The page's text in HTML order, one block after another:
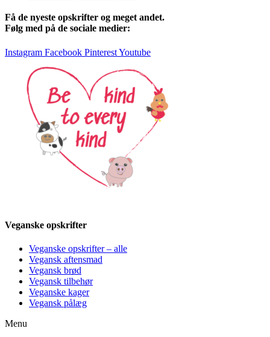
Få de nyeste opskrifter og meget andet.
Følg med på de sociale medier:
Instagram Facebook PinterestYoutube
Veganske opskrifter
Veganske opskrifter – alle
Vegansk aftensmad
Vegansk brød
Vegansk tilbehør
Veganske kager
Vegansk pålæg
Menu